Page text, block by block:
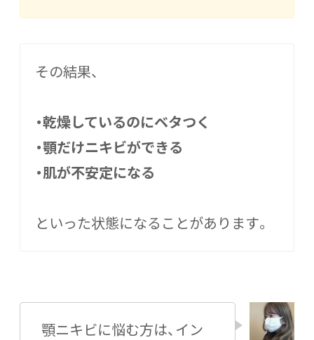
その結果、
・乾燥しているのにベタつく
・顎だけニキビができる
・肌が不安定になる
といった状態になることがあります。
顎ニキビに悩む方は、イン